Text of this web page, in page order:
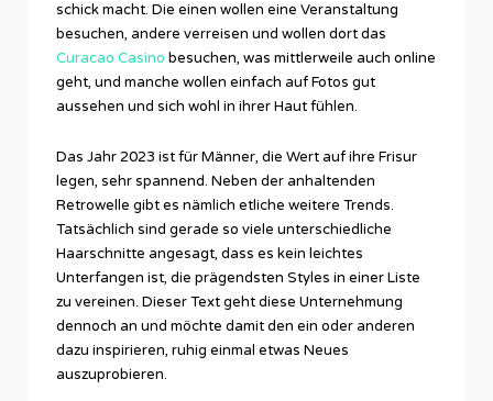
schick macht. Die einen wollen eine Veranstaltung
besuchen, andere verreisen und wollen dort das
Curacao Casino besuchen, was mittlerweile auch online
geht, und manche wollen einfach auf Fotos gut
aussehen und sich wohl in ihrer Haut fühlen.
Das Jahr 2023 ist für Männer, die Wert auf ihre Frisur
legen, sehr spannend. Neben der anhaltenden
Retrowelle gibt es nämlich etliche weitere Trends.
Tatsächlich sind gerade so viele unterschiedliche
Haarschnitte angesagt, dass es kein leichtes
Unterfangen ist, die prägendsten Styles in einer Liste
zu vereinen. Dieser Text geht diese Unternehmung
dennoch an und möchte damit den ein oder anderen
dazu inspirieren, ruhig einmal etwas Neues
auszuprobieren.